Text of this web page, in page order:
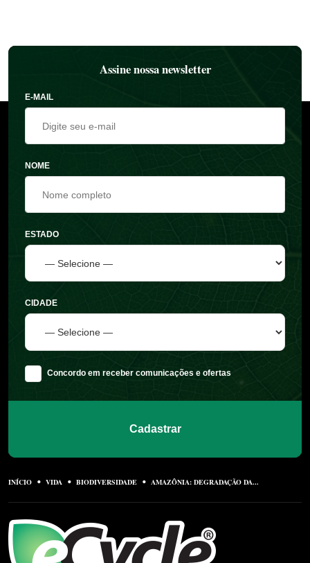
Assine nossa newsletter
E-MAIL
NOME
ESTADO
CIDADE
Concordo em receber comunicações e ofertas
Cadastrar
INÍCIO VIDA BIODIVERSIDADE AMAZÔNIA: DEGRADAÇÃO DA...